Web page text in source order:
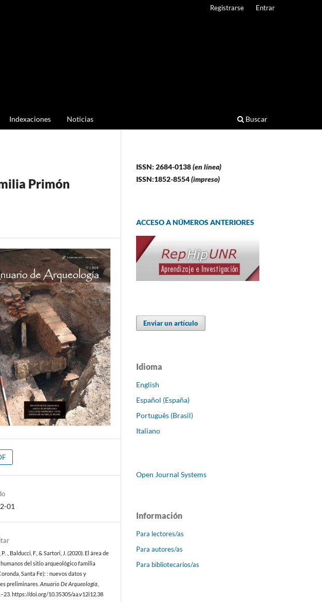
Indexaciones Noticias Buscar
Registrarse Entrar
Primón
01
., Balducci, F., & Sartori, J. (2020). El área de
del sitio arqueológico familia
Santa Fe): : nuevos datos y
preliminares.Anuario De Arqueología
https://doi.org/10.35305/aa.v12i12.38
ISSN: 2684-0138(en línea)
ISSN:1852-8554(impreso)
ACCESO A NÚMEROS ANTERIORES
Enviar un artículo
Idioma
English
Español (España)
Português (Brasil)
Italiano
Open Journal Systems
Información
Para lectores/as
Para autores/as
Para bibliotecarios/as